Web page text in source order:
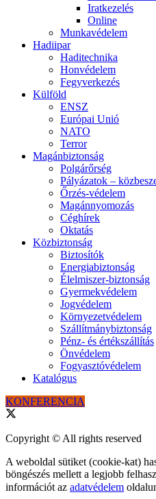
Iratkezelés
Online
Munkavédelem
Hadiipar
Haditechnika
Honvédelem
Fegyverkezés
Külföld
ENSZ
Európai Unió
NATO
Terror
Magánbiztonság
Polgárőrség
Pályázatok –
Őrzés-védelem
Magánnyomozás
Céghírek
Oktatás
Közbiztonság
Biztosítók
Energiabiztonság
Élelmiszer-biztonság
Gyermekvédelem
Jogvédelem
Környezetvédelem
Szállítmánybiztonság
Pénz- és értékszállítás
Önvédelem
Fogyasztóvédelem
Katalógus
KONFERENCIA
Copyright © All rights reserved
A weboldal sütiket (cookie-kat)
böngészés mellett a legjobb
információt az adatvédelem